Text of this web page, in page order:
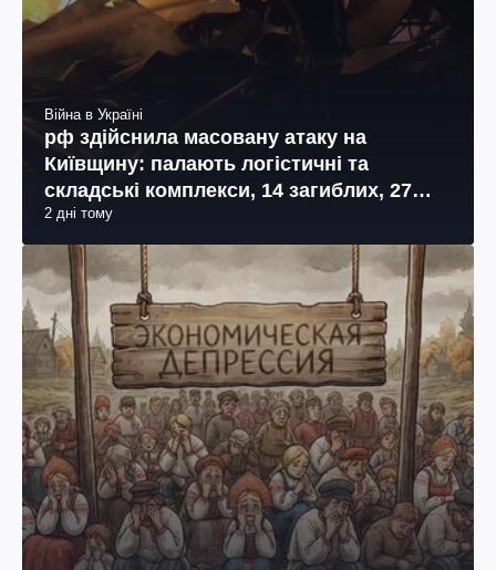
Війна в Україні
рф здійснила масовану атаку на
Київщину: палають логістичні та
складські комплекси, 14 загиблих, 27
поранених (фото, відео)
2 дні тому